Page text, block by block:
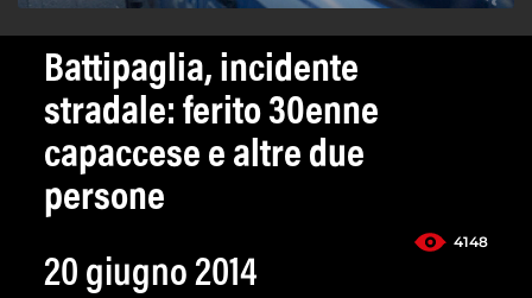
Battipaglia, incidente
stradale: ferito 30enne
capaccese e altre due
persone
4148
20 giugno 2014